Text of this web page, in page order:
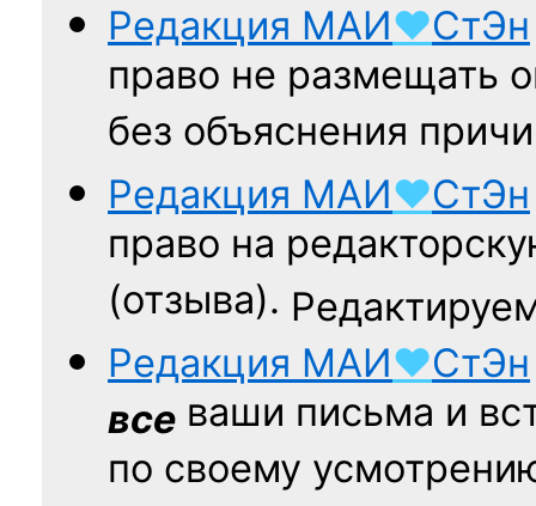
Редакция МАИ♥СтЭн
право не размещать
без объяснения
Редакция МАИ♥СтЭн
право на
(отзыва).
Редакция МАИ♥СтЭн
все ваши письма и
по своему